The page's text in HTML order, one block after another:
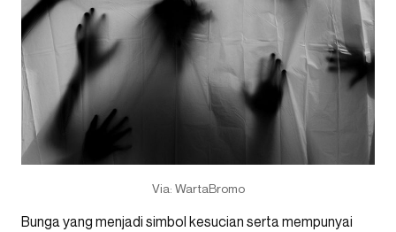
Via: WartaBromo
Bunga yang menjadi simbol kesucian serta mempunyai